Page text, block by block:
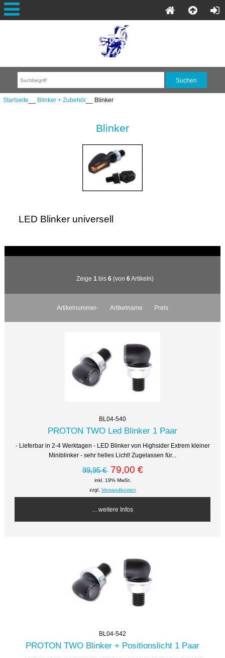
Startseite Blinker + Zubehör__ Blinker
Blinker
LED Blinker universell
Zeige 1 bis 6 (von 6Artikeln)
Artikelnummer- Artikelname Preis
BL04-540
PROTON TWO Led Blinker 1 Paar
- Lieferbar in 2-4 Werktagen - LED Blinker von Highsider Extrem kleiner
Miniblinker - sehr helles Licht! Zugelassen für...
99,95 € 79,00 €
inkl. 19% MwSt.
zzgl. Versandkosten
... weitere Infos
BL04-542
PROTON TWO Blinker + Positionslicht 1 Paar